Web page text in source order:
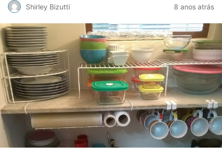
Shirley Bizutti 8 anos atrás